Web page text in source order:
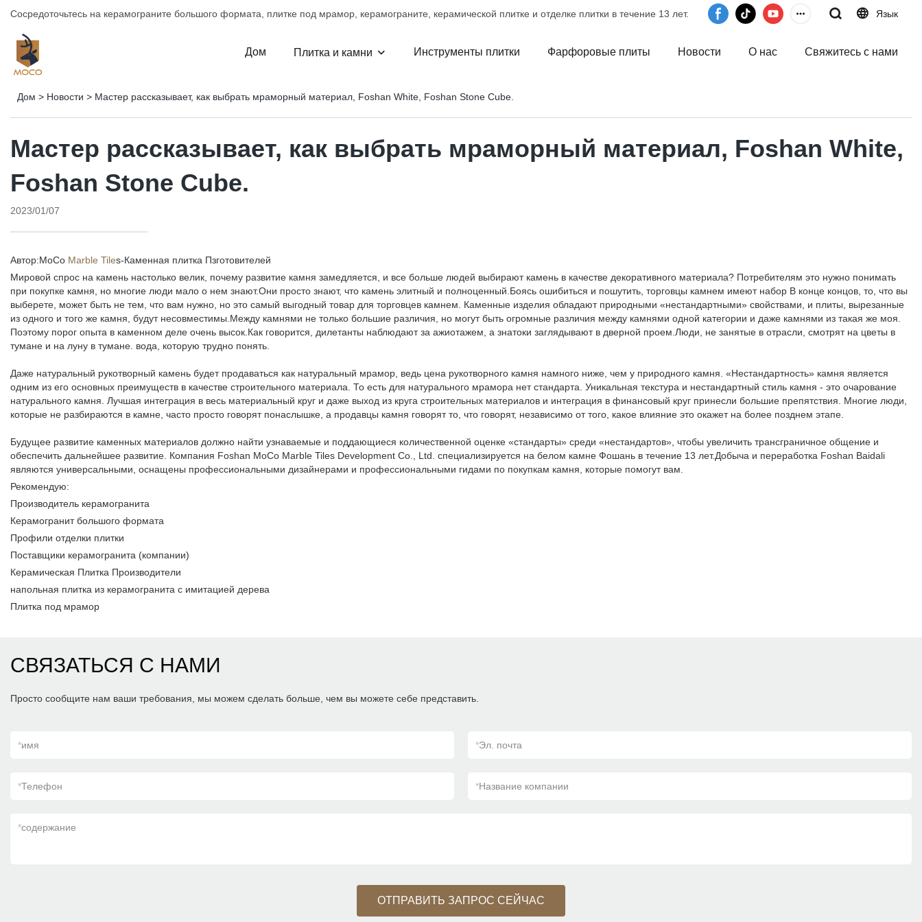
Сосредоточьтесь на керамограните большого формата, плитке под мрамор, керамограните, керамической плитке и отделке плитки в течение 13 лет. Язык
Дом Плитка и камни Инструменты плитки Фарфоровые плиты Новости О нас Свяжитесь с нами
Дом > Новости > Мастер рассказывает, как выбрать мраморный материал, Foshan White, Foshan Stone Cube.
Мастер рассказывает, как выбрать мраморный материал, Foshan White,
Foshan Stone Cube.
2023/01/07
Автор:MoCo Marble Tiles-Каменная плитка Пзготовителей
Мировой спрос на камень настолько велик, почему развитие камня замедляется, и все больше людей выбирают камень в качестве декоративного материала? Потребителям это нужно понимать
при покупке камня, но многие люди мало о нем знают.Они просто знают, что камень элитный и полноценный.Боясь ошибиться и пошутить, торговцы камнем имеют набор В конце концов, то, что вы
выберете, может быть не тем, что вам нужно, но это самый выгодный товар для торговцев камнем. Каменные изделия обладают природными «нестандартными» свойствами, и плиты, вырезанные
из одного и того же камня, будут несовместимы.Между камнями не только большие различия, но могут быть огромные различия между камнями одной категории и даже камнями из такая же моя.
Поэтому порог опыта в каменном деле очень высок.Как говорится, дилетанты наблюдают за ажиотажем, а знатоки заглядывают в дверной проем.Люди, не занятые в отрасли, смотрят на цветы в
тумане и на луну в тумане. вода, которую трудно понять.
Даже натуральный рукотворный камень будет продаваться как натуральный мрамор, ведь цена рукотворного камня намного ниже, чем у природного камня. «Нестандартность» камня является
одним из его основных преимуществ в качестве строительного материала. То есть для натурального мрамора нет стандарта. Уникальная текстура и нестандартный стиль камня - это очарование
натурального камня. Лучшая интеграция в весь материальный круг и даже выход из круга строительных материалов и интеграция в финансовый круг принесли большие препятствия. Многие люди,
которые не разбираются в камне, часто просто говорят понаслышке, а продавцы камня говорят то, что говорят, независимо от того, какое влияние это окажет на более позднем этапе.
Будущее развитие каменных материалов должно найти узнаваемые и поддающиеся количественной оценке «стандарты» среди «нестандартов», чтобы увеличить трансграничное общение и
обеспечить дальнейшее развитие. Компания Foshan MoCo Marble Tiles Development Co., Ltd. специализируется на белом камне Фошань в течение 13 лет.Добыча и переработка Foshan Baidali
являются универсальными, оснащены профессиональными дизайнерами и профессиональными гидами по покупкам камня, которые помогут вам.
Рекомендую:
Производитель керамогранита
Керамогранит большого формата
Профили отделки плитки
Поставщики керамогранита (компании)
Керамическая Плитка Производители
напольная плитка из керамогранита с имитацией дерева
Плитка под мрамор
СВЯЗАТЬСЯ С НАМИ
Просто сообщите нам ваши требования, мы можем сделать больше, чем вы можете себе представить.
*имя *Эл. почта
*Телефон *Название компании
*содержание
ОТПРАВИТЬ ЗАПРОС СЕЙЧАС